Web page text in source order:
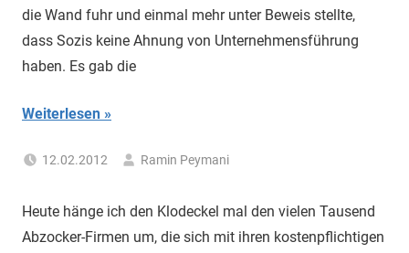
und
die Wand fuhr und einmal mehr unter Beweis stellte,
dass Sozis keine Ahnung von Unternehmensführung
haben. Es gab die
Weiterlesen
12.02.2012
Ramin Peymani
Heute hänge ich den Klodeckel mal den vielen Tausend
Abzocker-Firmen um, die sich mit ihren kostenpflichtigen